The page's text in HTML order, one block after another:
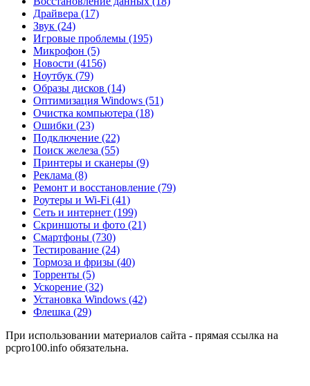
Драйвера (17)
Звук (24)
Игровые проблемы (195)
Микрофон (5)
Новости (4156)
Ноутбук (79)
Образы дисков (14)
Оптимизация Windows (51)
Очистка компьютера (18)
Ошибки (23)
Подключение (22)
Поиск железа (55)
Принтеры и сканеры (9)
Реклама (8)
Ремонт и восстановление (79)
Роутеры и Wi-Fi (41)
Сеть и интернет (199)
Скриншоты и фото (21)
Смартфоны (730)
Тестирование (24)
Тормоза и фризы (40)
Торренты (5)
Ускорение (32)
Установка Windows (42)
Флешка (29)
При использовании материалов сайта - прямая ссылка на
pcpro100.info обязательна.